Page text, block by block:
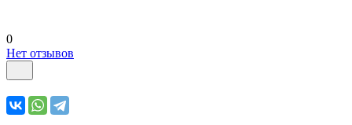
0
Нет отзывов